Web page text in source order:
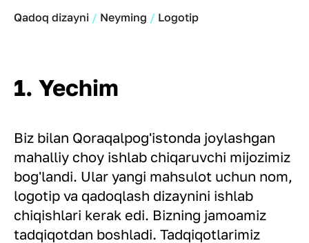
Qadoq dizayni Neyming Logotip
1. Yechim
Biz bilan Qoraqalpog'istonda joylashgan
mahalliy choy ishlab chiqaruvchi mijozimiz
bog'landi. Ular yangi mahsulot uchun nom,
logotip va qadoqlash dizaynini ishlab
chiqishlari kerak edi. Bizning jamoamiz
tadqiqotdan boshladi. Tadqiqotlarimiz